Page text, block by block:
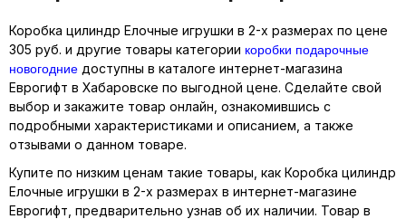
Коробка цилиндр Елочные игрушки в 2-х размерах по цене
305 руб. и другие товары категории коробки подарочные
новогодние доступны в каталоге интернет-магазина
Еврогифт в Хабаровске по выгодной цене. Сделайте свой
выбор и закажите товар онлайн, ознакомившись с
подробными характеристиками и описанием, а также
отзывами о данном товаре.
Купите по низким ценам такие товары, как Коробка цилиндр
Елочные игрушки в 2-х размерах в интернет-магазине
Еврогифт, предварительно узнав об их наличии. Товар в